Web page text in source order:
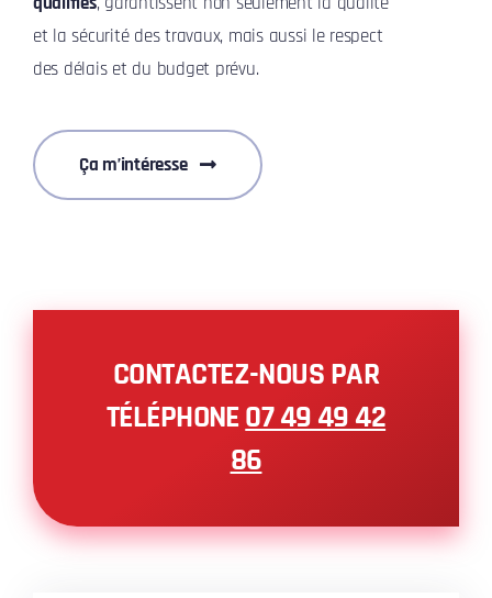
et la sécurité des travaux, mais aussi le respect
des délais et du budget prévu.
Ça m’intéresse
CONTACTEZ-NOUS PAR
TÉLÉPHONE07 49 49 42
86